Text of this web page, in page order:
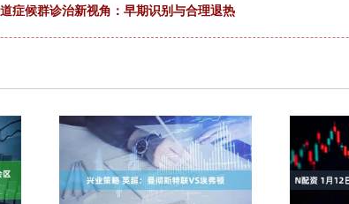
症候群诊治新视角：早期识别与合理退热